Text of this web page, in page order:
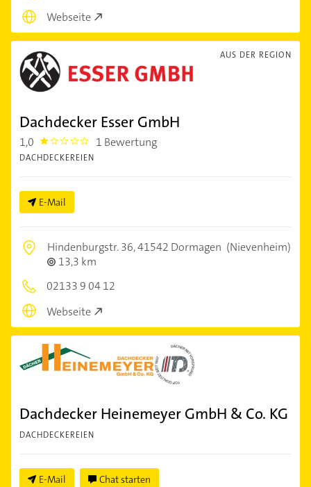
Webseite
AUS DER REGION
Dachdecker Esser GmbH
1,0 1.0 1 Bewertung
DACHDECKEREIEN
E-Mail
Hindenburgstr. 36,41542 Dormagen (Nievenheim)
13,3 km
02133 9 04 12
Webseite
Dachdecker Heinemeyer GmbH & Co. KG
DACHDECKEREIEN
E-Mail Chat starten